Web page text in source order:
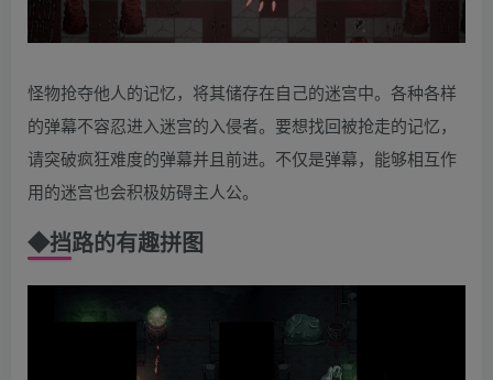
怪物抢夺他人的记忆，将其储存在自己的迷宫中。各种各样
的弹幕不容忍进入迷宫的入侵者。要想找回被抢走的记忆，
请突破疯狂难度的弹幕并且前进。不仅是弹幕，能够相互作
用的迷宫也会积极妨碍主人公。
◆挡路的有趣拼图